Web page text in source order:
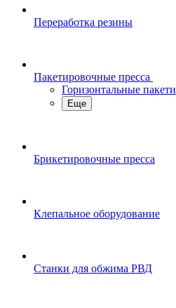
Переработка резины
Пакетировочные пресса
Горизонтальные
Еще
Брикетировочные пресса
Клепальное оборудование
Станки для обжима РВД